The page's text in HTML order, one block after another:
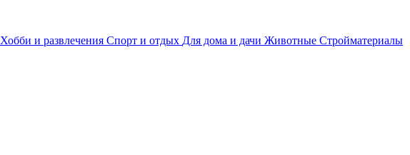
Хобби и развлечения Спорт и отдых Для дома и дачи Животные Стройматериалы